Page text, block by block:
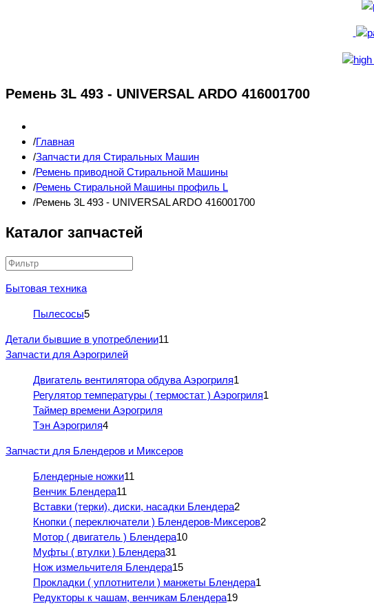
Ремень 3L 493 - UNIVERSAL ARDO 416001700
Главная
Запчасти для Стиральных Машин
Ремень приводной Стиральной Машины
Ремень Стиральной Машины профиль L
Ремень 3L 493 - UNIVERSAL ARDO 416001700
Каталог запчастей
Бытовая техника
Пылесосы5
Детали бывшие в употреблении11
Запчасти для Аэрогрилей
Двигатель вентилятора обдува Аэрогриля1
Регулятор температуры ( термостат ) Аэрогриля1
Таймер времени Аэрогриля
Тэн Аэрогриля4
Запчасти для Блендеров и Миксеров
Блендерные ножки11
Венчик Блендера11
Вставки (терки), диски, насадки Блендера2
Кнопки ( переключатели ) Блендеров-Миксеров2
Мотор ( двигатель ) Блендера10
Муфты ( втулки ) Блендера31
Нож измельчителя Блендера15
Прокладки ( уплотнители ) манжеты Блендера1
Редукторы к чашам, венчикам Блендера19